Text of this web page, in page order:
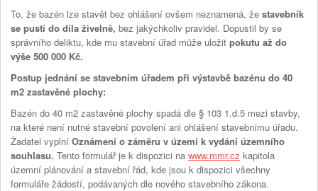
To, že bazén lze stavět bez ohlášení ovšem neznamená, že stavebník
se pustí do díla živelně, bez jakýchkoliv pravidel. Dopustil by se
správního deliktu, kde mu stavební úřad může uložit pokutu až do
výše 500 000 Kč.
Postup jednání se stavebním úřadem při výstavbě bazénu do 40
m2 zastavěné plochy:
Bazén do 40 m2 zastavěné plochy spadá dle § 103 1.d.5 mezi stavby,
na které není nutné stavební povolení ani ohlášení stavebnímu úřadu.
Žadatel vyplní Oznámení o záměru v území k vydání územního
souhlasu. Tento formulář je k dispozici na www.mmr.cz kapitola
územní plánování a stavební řád, kde jsou k dispozici všechny
formuláře žádostí, podávaných dle nového stavebního zákona.